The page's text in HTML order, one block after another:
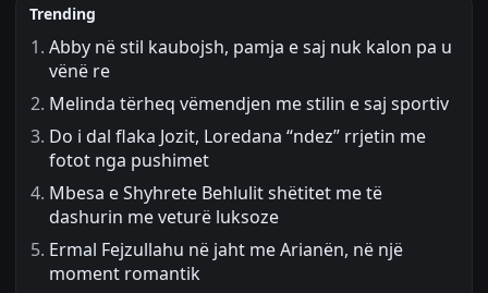
Trending
Abby në stil kaubojsh, pamja e saj nuk kalon pa u
vënë re
Melinda tërheq vëmendjen me stilin e saj sportiv
Do i dal flaka Jozit, Loredana “ndez” rrjetin me
fotot nga pushimet
Mbesa e Shyhrete Behlulit shëtitet me të
dashurin me veturë luksoze
Ermal Fejzullahu në jaht me Arianën, në një
moment romantik